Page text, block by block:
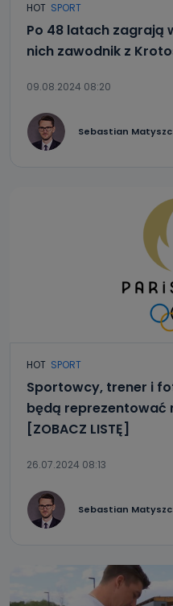
HOT SPORT
Po 48 latach zagrają
nich zawodnik z
09.08.2024 08:20
Sebastian
HOT SPORT
Sportowcy, trener i
będą reprezentować
[ZOBACZ LISTĘ]
26.07.2024 08:13
Sebastian